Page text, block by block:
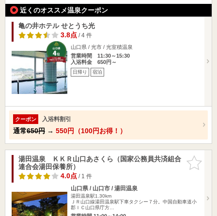
近くのオススメ温泉クーポン
亀の井ホテル せとうち光
3.8点/ 4 件
山口県 / 光市 / 光室積温泉
営業時間 11:30～15:30
入浴料金 650円～
日帰り 宿泊
クーポン 入浴料割引
通常650円 → 550円（100円お得！）
お気に入
りに追加
湯田温泉 ＫＫＲ山口あさくら（国家公務員共済組合
連合会湯田保養所）
4.0点/ 1 件
山口県 / 山口市 / 湯田温泉
湯田温泉駅1.30km
ＪＲ山口線湯田温泉駅下車タクシー７分。中国自動車道小
郡ＩＣ山口県庁方…